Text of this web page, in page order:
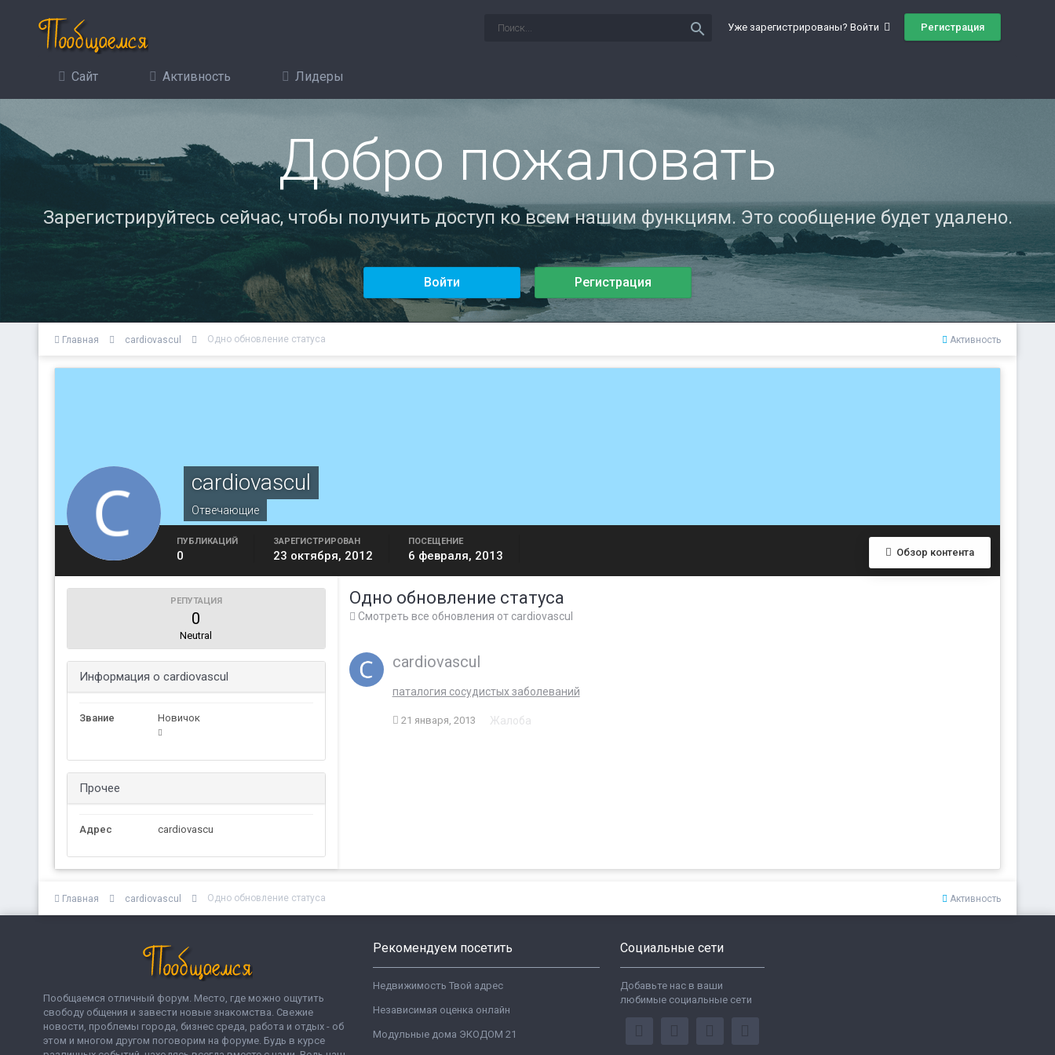
Уже зарегистрированы? Войти Регистрация
search
Сайт Активность Лидеры
Добро пожаловать
Зарегистрируйтесь сейчас, чтобы получить доступ ко всем нашим функциям. Это сообщение будет удалено.
Войти Регистрация
Активность
Главная cardiovascul Одно обновление статуса
cardiovascul
Отвечающие
Обзор контента
ПУБЛИКАЦИЙ
0
ЗАРЕГИСТРИРОВАН
23 октября, 2012
ПОСЕЩЕНИЕ
6 февраля, 2013
РЕПУТАЦИЯ
0
Neutral
Информация о cardiovascul
Звание Новичок
Прочее
Адрес cardiovascu
Одно обновление статуса
Смотреть все обновления от cardiovascul
cardiovascul
паталогия сосудистых заболеваний
21 января, 2013 Жалоба
Активность
Главная cardiovascul Одно обновление статуса
Пообщаемся отличный форум. Место, где можно ощутить
свободу общения и завести новые знакомства. Свежие
новости, проблемы города, бизнес среда, работа и отдых - об
этом и многом другом поговорим на форуме. Будь в курсе
Рекомендуем посетить
Недвижимость Твой адрес
Независимая оценка онлайн
Модульные дома ЭКОДОМ 21
Социальные сети
Добавьте нас в ваши
любимые социальные сети